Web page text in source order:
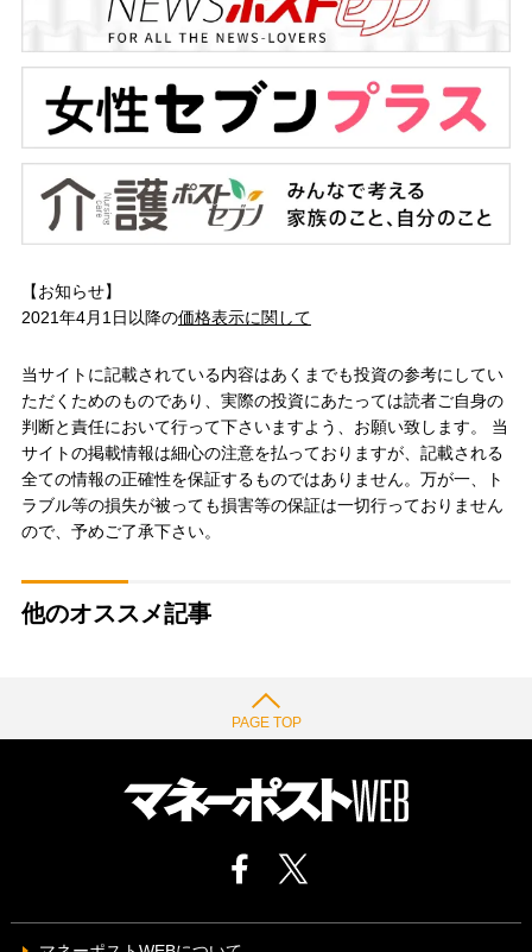
【お知らせ】
2021年4月1日以降の価格表示に関して
当サイトに記載されている内容はあくまでも投資の参考にしてい
ただくためのものであり、実際の投資にあたっては読者ご自身の
判断と責任において行って下さいますよう、お願い致します。 当
サイトの掲載情報は細心の注意を払っておりますが、記載される
全ての情報の正確性を保証するものではありません。万が一、ト
ラブル等の損失が被っても損害等の保証は一切行っておりません
ので、予めご了承下さい。
他のオススメ記事
PAGE TOP